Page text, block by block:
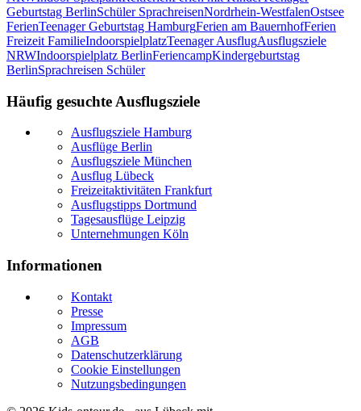
Geburtstag BerlinSchüler SprachreisenNordrhein-WestfalenOstsee
FerienTeenager Geburtstag HamburgFerien am BauernhofFerien
Freizeit FamilieIndoorspielplatzTeenager AusflugAusflugsziele
NRWIndoorspielplatz BerlinFeriencampKindergeburtstag
BerlinSprachreisen Schüler
Häufig gesuchte Ausflugsziele
Ausflugsziele Hamburg
Ausflüge Berlin
Ausflugsziele München
Ausflug Lübeck
Freizeitaktivitäten Frankfurt
Ausflugstipps Dortmund
Tagesausflüge Leipzig
Unternehmungen Köln
Informationen
Kontakt
Presse
Impressum
AGB
Datenschutzerklärung
Cookie Einstellungen
Nutzungsbedingungen